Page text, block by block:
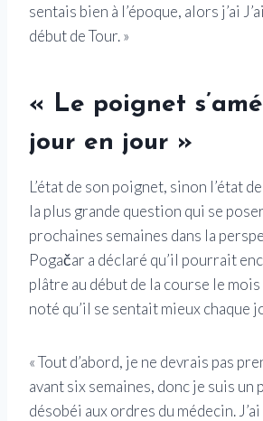
sentais bien à l’époque, alors j’ai
début de Tour. »
« Le poignet
jour en jour »
L’état de son poignet, sinon l’état
la plus grande question qui se
prochaines semaines dans la
Pogačar a déclaré qu’il pourrait
plâtre au début de la course le
noté qu’il se sentait mieux chaque
« Tout d’abord, je ne devrais pas
avant six semaines, donc je suis un
désobéi aux ordres du médecin.